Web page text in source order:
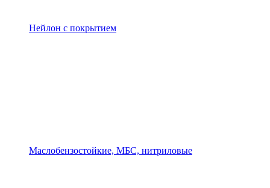
Нейлон с покрытием
Маслобензостойкие, МБС, нитриловые